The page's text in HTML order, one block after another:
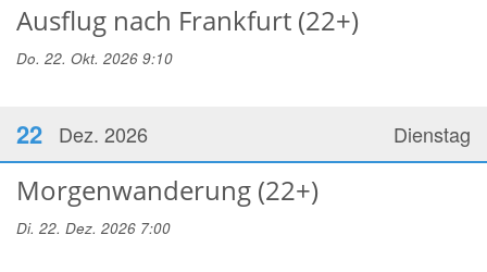
Ausflug nach Frankfurt (22+)
Do. 22. Okt. 2026 9:10
Dienstag
22 Dez. 2026
Morgenwanderung (22+)
Di. 22. Dez. 2026 7:00